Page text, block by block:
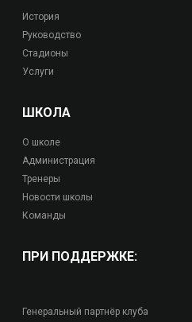
История
Руководство
Стадионы
Услуги
ШКОЛА
О школе
Администрация
Тренеры
Новости школы
Команды
ПРИ ПОДДЕРЖКЕ:
Генеральный партнёр клуба